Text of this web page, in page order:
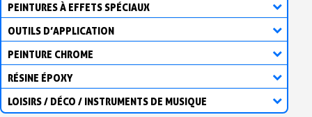
PEINTURES À EFFETS SPÉCIAUX
OUTILS D’APPLICATION
PEINTURE CHROME
RÉSINE ÉPOXY
LOISIRS / DÉCO / INSTRUMENTS DE MUSIQUE